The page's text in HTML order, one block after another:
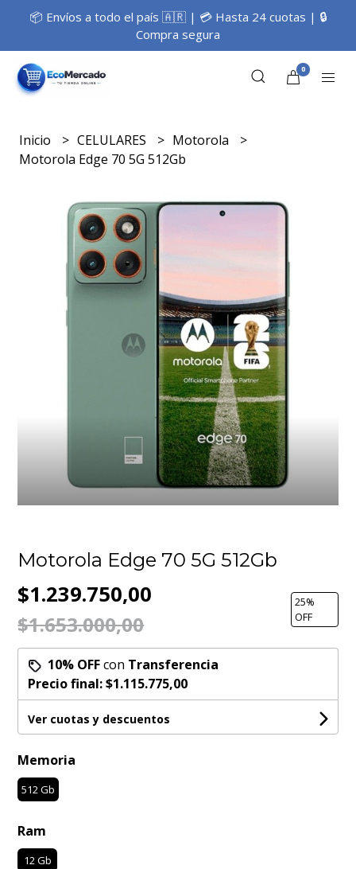
📦 Envíos a todo el país 🇦🇷 | 💳 Hasta 24 cuotas | 🔒
Compra segura
0
Inicio CELULARES
Motorola
Motorola Edge 70 5G 512Gb
Motorola Edge 70 5G 512Gb
$1.239.750,00
$1.653.000,00
25%
OFF
10% OFFcon Transferencia
Precio final:$1.115.775,00
Ver cuotas y descuentos
Memoria
512 Gb
Ram
12 Gb